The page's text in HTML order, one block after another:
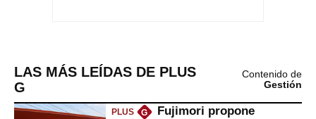
LAS MÁS LEÍDAS DE PLUS
G
Contenido de
Gestión
PLUS G
Fujimori propone